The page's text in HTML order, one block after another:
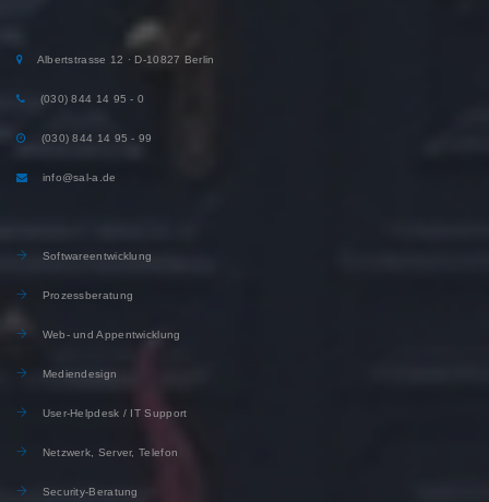
Albertstrasse 12 · D-10827 Berlin
(030) 844 14 95 - 0
(030) 844 14 95 - 99
info@sal-a.de
Softwareentwicklung
Prozessberatung
Web- und Appentwicklung
Mediendesign
User-Helpdesk / IT Support
Netzwerk, Server, Telefon
Security-Beratung